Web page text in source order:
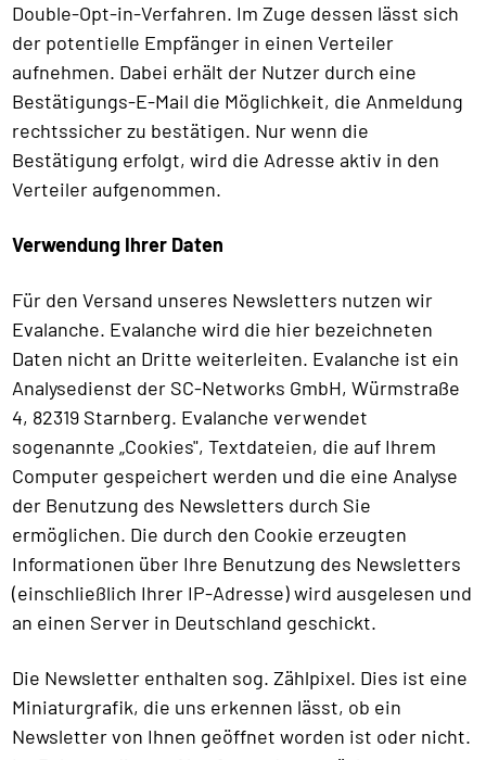
Double-Opt-in-Verfahren. Im Zuge dessen lässt sich
der potentielle Empfänger in einen Verteiler
aufnehmen. Dabei erhält der Nutzer durch eine
Bestätigungs-E-Mail die Möglichkeit, die Anmeldung
rechtssicher zu bestätigen. Nur wenn die
Bestätigung erfolgt, wird die Adresse aktiv in den
Verteiler aufgenommen.
Verwendung Ihrer Daten
Für den Versand unseres Newsletters nutzen wir
Evalanche. Evalanche wird die hier bezeichneten
Daten nicht an Dritte weiterleiten. Evalanche ist ein
Analysedienst der SC-Networks GmbH, Würmstraße
4, 82319 Starnberg. Evalanche verwendet
sogenannte „Cookies", Textdateien, die auf Ihrem
Computer gespeichert werden und die eine Analyse
der Benutzung des Newsletters durch Sie
ermöglichen. Die durch den Cookie erzeugten
Informationen über Ihre Benutzung des Newsletters
(einschließlich Ihrer IP-Adresse) wird ausgelesen und
an einen Server in Deutschland geschickt.
Die Newsletter enthalten sog. Zählpixel. Dies ist eine
Miniaturgrafik, die uns erkennen lässt, ob ein
Newsletter von Ihnen geöffnet worden ist oder nicht.